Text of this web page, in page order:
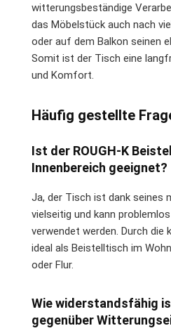
witterungsbeständige
das Möbelstück auch nach
oder auf dem Balkon seinen
Somit ist der Tisch eine
und Komfort.
Häufig gestellte
Ist der ROUGH-K
Innenbereich geeignet?
Ja, der Tisch ist dank seines
vielseitig und kann
verwendet werden. Durch die
ideal als Beistelltisch im
oder Flur.
Wie widerstandsfähig
gegenüber